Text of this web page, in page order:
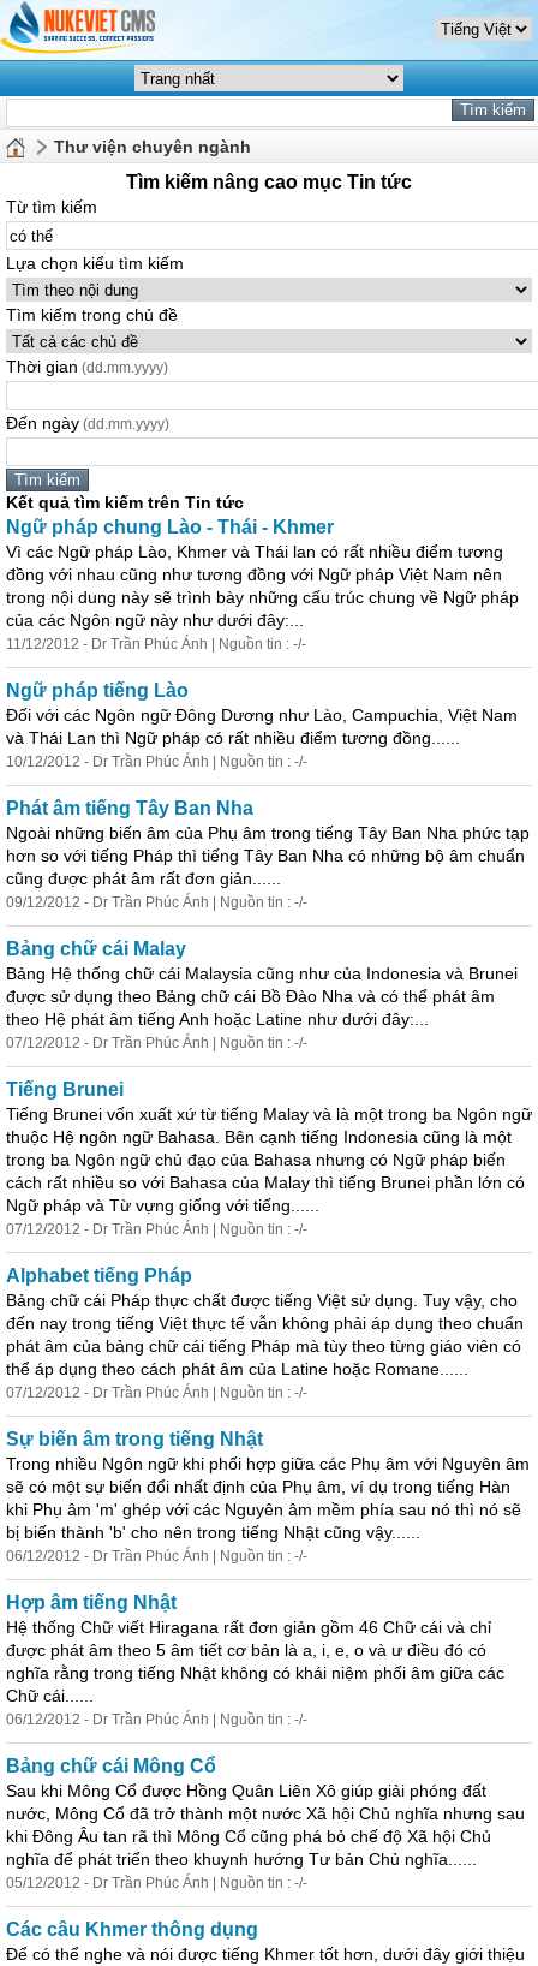
Thư viện chuyên ngành
Tìm kiếm nâng cao mục Tin tức
Từ tìm kiếm
Lựa chọn kiểu tìm kiếm
Tìm kiếm trong chủ đề
Thời gian (dd.mm.yyyy)
Đến ngày (dd.mm.yyyy)
Kết quả tìm kiếm trên Tin tức
Ngữ pháp chung Lào - Thái - Khmer
Vì các Ngữ pháp Lào, Khmer và Thái lan có rất nhiều điểm tương
đồng với nhau cũng như tương đồng với Ngữ pháp Việt Nam nên
trong nội dung này sẽ trình bày những cấu trúc chung về Ngữ pháp
của các Ngôn ngữ này như dưới đây:...
11/12/2012 - Dr Trần Phúc Ánh | Nguồn tin : -/-
Ngữ pháp tiếng Lào
Đối với các Ngôn ngữ Đông Dương như Lào, Campuchia, Việt Nam
và Thái Lan thì Ngữ pháp có rất nhiều điểm tương đồng......
10/12/2012 - Dr Trần Phúc Ánh | Nguồn tin : -/-
Phát âm tiếng Tây Ban Nha
Ngoài những biến âm của Phụ âm trong tiếng Tây Ban Nha phức tạp
hơn so với tiếng Pháp thì tiếng Tây Ban Nha có những bộ âm chuẩn
cũng được phát âm rất đơn giản......
09/12/2012 - Dr Trần Phúc Ánh | Nguồn tin : -/-
Bảng chữ cái Malay
Bảng Hệ thống chữ cái Malaysia cũng như của Indonesia và Brunei
được sử dụng theo Bảng chữ cái Bồ Đào Nha và có thể phát âm
theo Hệ phát âm tiếng Anh hoặc Latine như dưới đây:...
07/12/2012 - Dr Trần Phúc Ánh | Nguồn tin : -/-
Tiếng Brunei
Tiếng Brunei vốn xuất xứ từ tiếng Malay và là một trong ba Ngôn ngữ
thuộc Hệ ngôn ngữ Bahasa. Bên cạnh tiếng Indonesia cũng là một
trong ba Ngôn ngữ chủ đạo của Bahasa nhưng có Ngữ pháp biến
cách rất nhiều so với Bahasa của Malay thì tiếng Brunei phần lớn có
Ngữ pháp và Từ vựng giống với tiếng......
07/12/2012 - Dr Trần Phúc Ánh | Nguồn tin : -/-
Alphabet tiếng Pháp
Bảng chữ cái Pháp thực chất được tiếng Việt sử dụng. Tuy vậy, cho
đến nay trong tiếng Việt thực tế vẫn không phải áp dụng theo chuẩn
phát âm của bảng chữ cái tiếng Pháp mà tùy theo từng giáo viên có
thể áp dụng theo cách phát âm của Latine hoặc Romane......
07/12/2012 - Dr Trần Phúc Ánh | Nguồn tin : -/-
Sự biến âm trong tiếng Nhật
Trong nhiều Ngôn ngữ khi phối hợp giữa các Phụ âm với Nguyên âm
sẽ có một sự biến đổi nhất định của Phụ âm, ví dụ trong tiếng Hàn
khi Phụ âm 'm' ghép với các Nguyên âm mềm phía sau nó thì nó sẽ
bị biến thành 'b' cho nên trong tiếng Nhật cũng vậy......
06/12/2012 - Dr Trần Phúc Ánh | Nguồn tin : -/-
Hợp âm tiếng Nhật
Hệ thống Chữ viết Hiragana rất đơn giản gồm 46 Chữ cái và chỉ
được phát âm theo 5 âm tiết cơ bản là a, i, e, o và ư điều đó có
nghĩa rằng trong tiếng Nhật không có khái niệm phối âm giữa các
Chữ cái......
06/12/2012 - Dr Trần Phúc Ánh | Nguồn tin : -/-
Bảng chữ cái Mông Cổ
Sau khi Mông Cổ được Hồng Quân Liên Xô giúp giải phóng đất
nước, Mông Cổ đã trở thành một nước Xã hội Chủ nghĩa nhưng sau
khi Đông Âu tan rã thì Mông Cổ cũng phá bỏ chế độ Xã hội Chủ
nghĩa để phát triển theo khuynh hướng Tư bản Chủ nghĩa......
05/12/2012 - Dr Trần Phúc Ánh | Nguồn tin : -/-
Các câu Khmer thông dụng
Để có thể nghe và nói được tiếng Khmer tốt hơn, dưới đây giới thiệu